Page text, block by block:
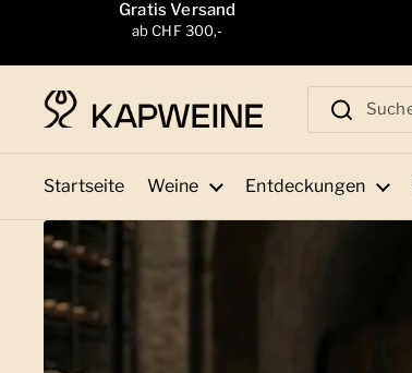
Zum Inhalt springenGratis Versand
ab CHF 300,-
Startseite Weine Entdeckungen